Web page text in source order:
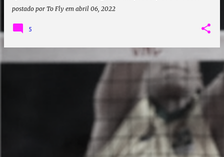
postado por To Fly em abril 06, 2022
5